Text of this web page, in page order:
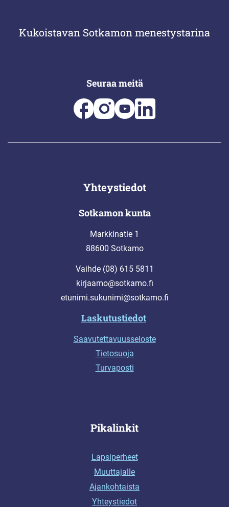
Kukoistavan Sotkamon menestystarina
Seuraa meitä
Yhteystiedot
Sotkamon kunta
Markkinatie 1
88600 Sotkamo
Vaihde (08) 615 5811
kirjaamo@sotkamo.fi
etunimi.sukunimi@sotkamo.fi
Laskutustiedot
Saavutettavuusseloste
Tietosuoja
Turvaposti
Pikalinkit
Lapsiperheet
Muuttajalle
Ajankohtaista
Yhteystiedot